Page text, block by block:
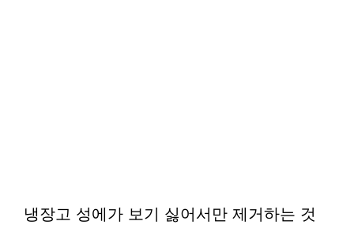
냉장고 성에가 보기 싫어서만 제거하는 것